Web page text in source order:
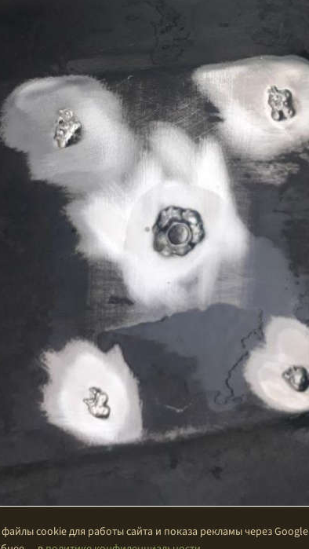
cookie для работы сайта и показа рекламы через Google